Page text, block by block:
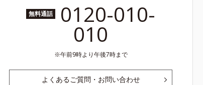
無料通話 0120-010-
010
午前9時より午後7時まで
よくあるご質問・お問い合わせ